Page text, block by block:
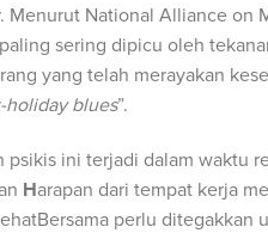
National Alliance on
sering dipicu oleh
yang telah merayakan
holiday blues”.
ini terjadi dalam waktu
Harapan dari tempat kerja
perlu ditegakkan